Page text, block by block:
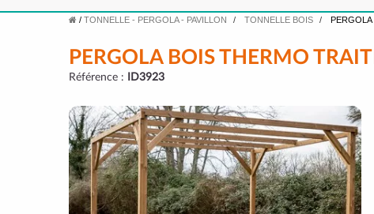
/ TONNELLE - PERGOLA - PAVILLON TONNELLE BOIS
PERGOLA BOIS THERMO
Référence : ID3923